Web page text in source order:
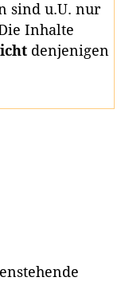
sind u.U. nur
Inhalte
denjenigen